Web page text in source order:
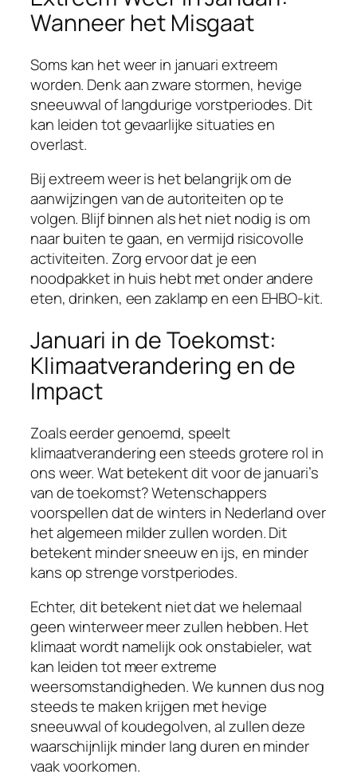
Wanneer het Misgaat
Soms kan het weer in januari extreem
worden. Denk aan zware stormen, hevige
sneeuwval of langdurige vorstperiodes. Dit
kan leiden tot gevaarlijke situaties en
overlast.
Bij extreem weer is het belangrijk om de
aanwijzingen van de autoriteiten op te
volgen. Blijf binnen als het niet nodig is om
naar buiten te gaan, en vermijd risicovolle
activiteiten. Zorg ervoor dat je een
noodpakket in huis hebt met onder andere
eten, drinken, een zaklamp en een EHBO-kit.
Januari in de Toekomst:
Klimaatverandering en de
Impact
Zoals eerder genoemd, speelt
klimaatverandering een steeds grotere rol in
ons weer. Wat betekent dit voor de januari’s
van de toekomst? Wetenschappers
voorspellen dat de winters in Nederland over
het algemeen milder zullen worden. Dit
betekent minder sneeuw en ijs, en minder
kans op strenge vorstperiodes.
Echter, dit betekent niet dat we helemaal
geen winterweer meer zullen hebben. Het
klimaat wordt namelijk ook onstabieler, wat
kan leiden tot meer extreme
weersomstandigheden. We kunnen dus nog
steeds te maken krijgen met hevige
sneeuwval of koudegolven, al zullen deze
waarschijnlijk minder lang duren en minder
vaak voorkomen.